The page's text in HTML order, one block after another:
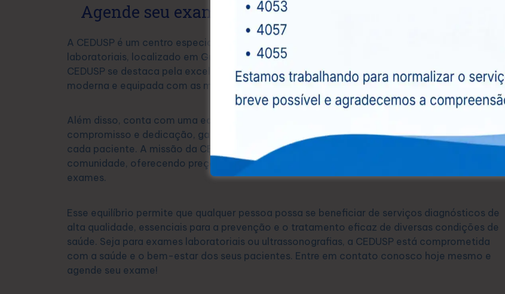
Agende seu exame MAPA com a CEDUSP hoje mesmo
A CEDUSP é um centro especializado em exames diagnósticos, ultrassonografias e exames
laboratoriais, localizado em Guarulhos. Com mais de 15 anos de atuação no mercado, a
CEDUSP se destaca pela excelência em seus serviços, oferecendo uma infraestrutura
moderna e equipada com as mais avançadas tecnologias.
Além disso, conta com uma equipe de profissionais altamente qualificados, que atuam com
compromisso e dedicação, garantindo um atendimento humanizado e personalizado para
cada paciente. A missão da CEDUSP é proporcionar acesso à saúde de qualidade para toda a
comunidade, oferecendo preços acessíveis sem comprometer a eficiência e a precisão dos
exames.
Esse equilíbrio permite que qualquer pessoa possa se beneficiar de serviços diagnósticos de
alta qualidade, essenciais para a prevenção e o tratamento eficaz de diversas condições de
saúde. Seja para exames laboratoriais ou ultrassonografias, a CEDUSP está comprometida
com a saúde e o bem-estar dos seus pacientes. Entre em contato conosco hoje mesmo e
agende seu exame!